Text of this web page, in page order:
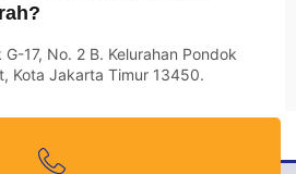
17, No. 2 B. Kelurahan Pondok
Kota Jakarta Timur 13450.